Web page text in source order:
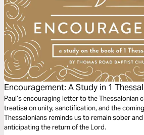
Encouragement: A Study in 1
Paul’s encouraging letter to the Thessalonian
treatise on unity, sanctification, and the
Thessalonians reminds us to remain sober
anticipating the return of the Lord.